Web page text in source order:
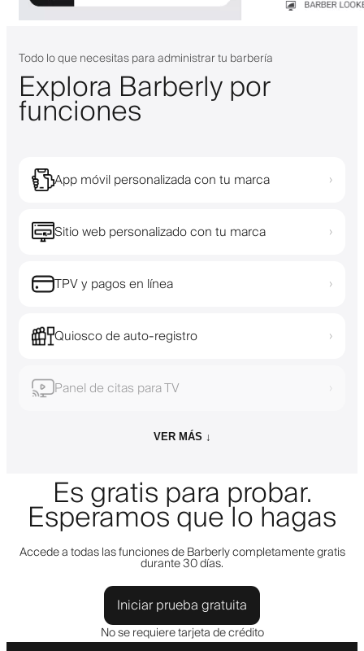
Todo lo que necesitas para administrar tu barbería
Explora Barberly por
funciones
App móvil personalizada con tu marca ›
Sitio web personalizado con tu marca ›
TPV y pagos en línea ›
Quiosco de auto-registro ›
Panel de citas para TV ›
VER MÁS ↓
Es gratis para probar.
Esperamos que lo hagas
Accede a todas las funciones de Barberly completamente gratis
durante 30 días.
Iniciar prueba gratuita
No se requiere tarjeta de crédito